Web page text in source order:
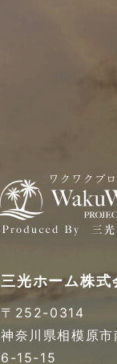
三光ホーム株式
〒252-0314
神奈川県相模原市
6-15-15